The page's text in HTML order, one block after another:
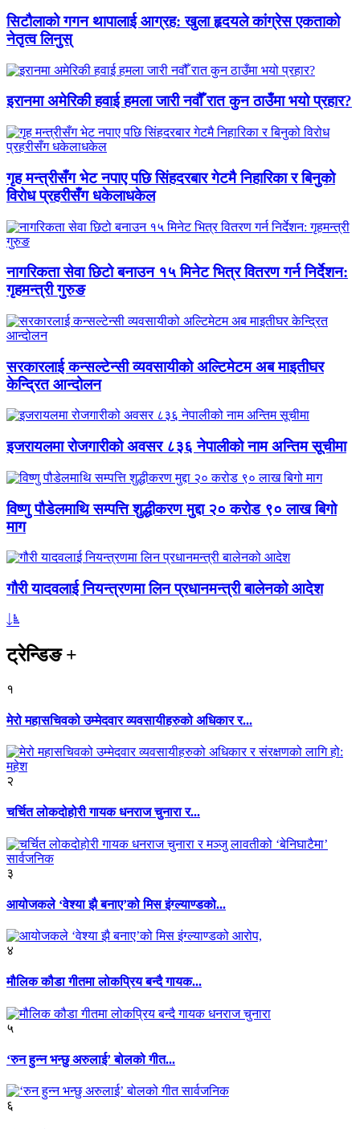
सिटौलाको गगन थापालाई आग्रह: खुला हृदयले कांग्रेस एकताको
नेतृत्व लिनुस्
इरानमा अमेरिकी हवाई हमला जारी नवौँ रात कुन ठाउँमा भयो प्रहार?
गृह मन्त्रीसँग भेट नपाए पछि सिंहदरबार गेटमै निहारिका र बिनुको
विरोध प्रहरीसँग धकेलाधकेल
नागरिकता सेवा छिटो बनाउन १५ मिनेट भित्र वितरण गर्न निर्देशन:
गृहमन्त्री गुरुङ
सरकारलाई कन्सल्टेन्सी व्यवसायीको अल्टिमेटम अब माइतीघर
केन्द्रित आन्दोलन
इजरायलमा रोजगारीको अवसर ८३६ नेपालीको नाम अन्तिम सूचीमा
विष्णु पौडेलमाथि सम्पत्ति शुद्धीकरण मुद्दा २० करोड ९० लाख बिगो
माग
गौरी यादवलाई नियन्त्रणमा लिन प्रधानमन्त्री बालेनको आदेश
ट्रेन्डिङ+
१
मेरो महासचिवको उम्मेदवार व्यवसायीहरुको अधिकार र...
२
चर्चित लोकदोहोरी गायक धनराज चुनारा र...
३
आयोजकले ‘वेश्या झै बनाए’को मिस इंग्ल्याण्डको...
४
मौलिक कौडा गीतमा लोकप्रिय बन्दै गायक...
५
‘रुन हुन्न भन्छु अरुलाई’ बोलको गीत...
६